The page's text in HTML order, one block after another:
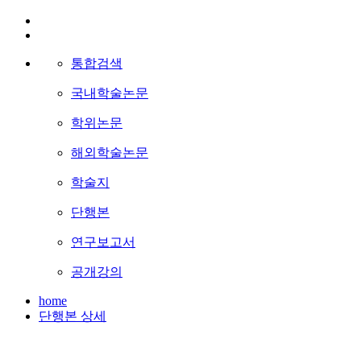
통합검색
국내학술논문
학위논문
해외학술논문
학술지
단행본
연구보고서
공개강의
home
단행본 상세